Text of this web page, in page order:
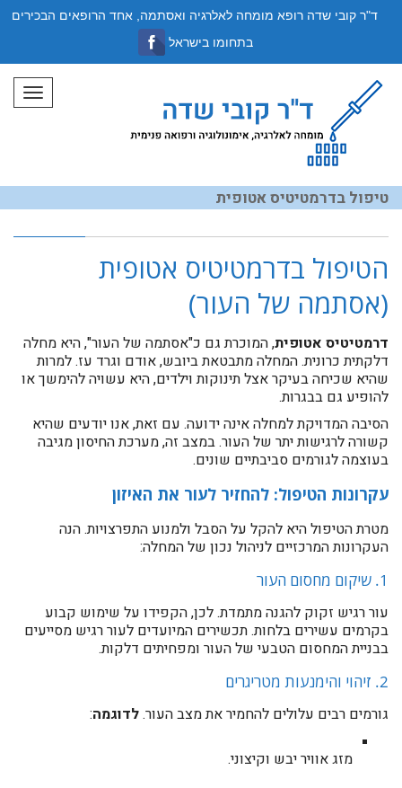
תפריט
טיפול בדרמטיטיס אטופית
הטיפול בדרמטיטיס אטופית
(אסתמה של העור)
דרמטיטיס אטופית, המוכרת גם כ"אסתמה של העור", היא מחלה
דלקתית כרונית. המחלה מתבטאת ביובש, אודם וגרד עז. למרות
שהיא שכיחה בעיקר אצל תינוקות וילדים, היא עשויה להימשך או
להופיע גם בבגרות.
הסיבה המדויקת למחלה אינה ידועה. עם זאת, אנו יודעים שהיא
קשורה לרגישות יתר של העור. במצב זה, מערכת החיסון מגיבה
בעוצמה לגורמים סביבתיים שונים.
עקרונות הטיפול: להחזיר לעור את האיזון
מטרת הטיפול היא להקל על הסבל ולמנוע התפרצויות. הנה
העקרונות המרכזיים לניהול נכון של המחלה:
1. שיקום מחסום העור
עור רגיש זקוק להגנה מתמדת. לכן, הקפידו על שימוש קבוע
בקרמים עשירים בלחות. תכשירים המיועדים לעור רגיש מסייעים
בבניית המחסום הטבעי של העור ומפחיתים דלקות.
2. זיהוי והימנעות מטריגרים
גורמים רבים עלולים להחמיר את מצב העור.לדוגמה:
מזג אוויר יבש וקיצוני.
ד"ר קובי שדה רופא מומחה לאלרגיה ואסתמה, אחד הרופאים הבכירים
בתחומו בישראל